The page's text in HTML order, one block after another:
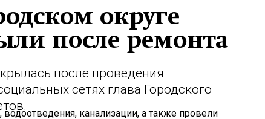
округе
после ремонта
после проведения
сетях глава Городского
канализации, а также провели